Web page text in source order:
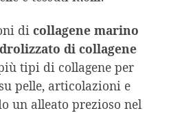
di collagene marino
di collagene
tipi di collagene per
pelle, articolazioni e
un alleato prezioso nel